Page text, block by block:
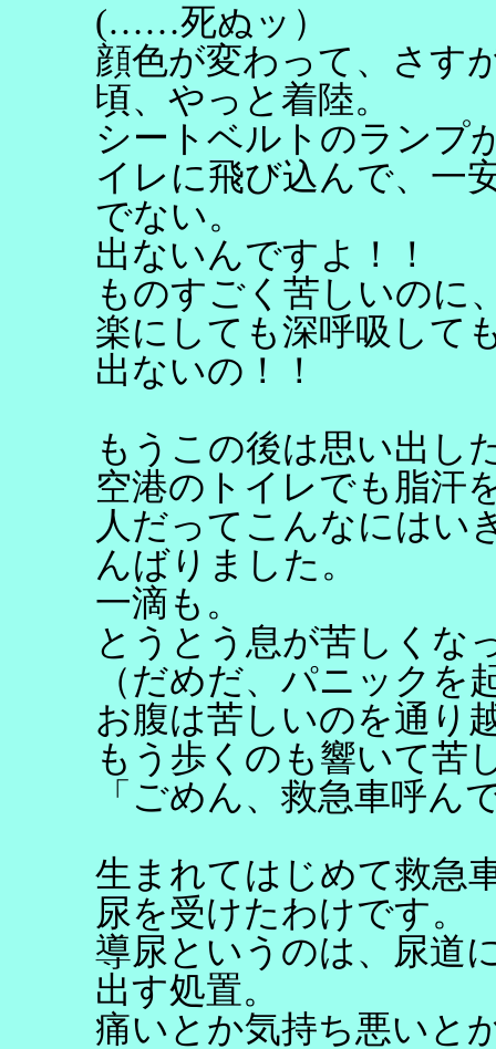
(……死ぬッ）
顔色が変わって、さす
頃、やっと着陸。
シートベルトのランプ
イレに飛び込んで、一
でない。
出ないんですよ！！
ものすごく苦しいのに
楽にしても深呼吸して
出ないの！！
もうこの後は思い出し
空港のトイレでも脂汗
人だってこんなにはい
んばりました。
一滴も。
とうとう息が苦しくな
（だめだ、パニックを
お腹は苦しいのを通り
もう歩くのも響いて苦
「ごめん、救急車呼ん
生まれてはじめて救急
尿を受けたわけです。
導尿というのは、尿道
出す処置。
痛いとか気持ち悪いと